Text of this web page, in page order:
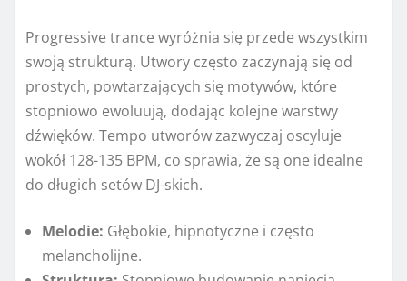
Progressive trance wyróżnia się przede wszystkim
swoją strukturą. Utwory często zaczynają się od
prostych, powtarzających się motywów, które
stopniowo ewoluują, dodając kolejne warstwy
dźwięków. Tempo utworów zazwyczaj oscyluje
wokół 128-135 BPM, co sprawia, że są one idealne
do długich setów DJ-skich.
Melodie: Głębokie, hipnotyczne i często
melancholijne.